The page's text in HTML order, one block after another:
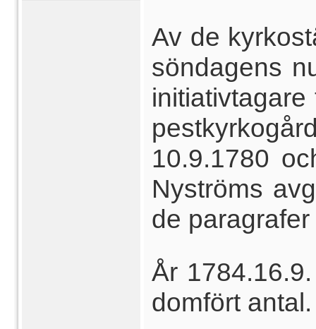
Av de
söndagens
10.9.1780
Nyströms
de
År
domfört antal.